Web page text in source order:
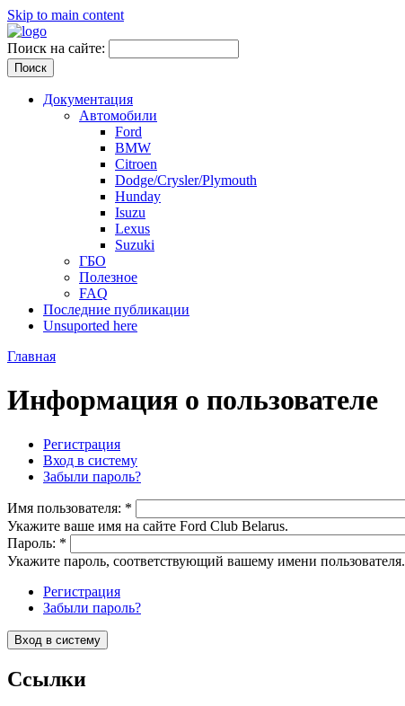
Skip to main content
Поиск на сайте:
Документация
Автомобили
Ford
BMW
Citroen
Dodge/Crysler/Plymouth
Hunday
Isuzu
Lexus
Suzuki
ГБО
Полезное
FAQ
Последние публикации
Unsuported here
Главная
Информация о пользователе
Регистрация
Вход в систему
Забыли пароль?
Имя пользователя: *
Укажите ваше имя на сайте Ford Club Belarus.
Пароль: *
Укажите пароль, соответствующий вашему имени пользователя.
Регистрация
Забыли пароль?
Ссылки